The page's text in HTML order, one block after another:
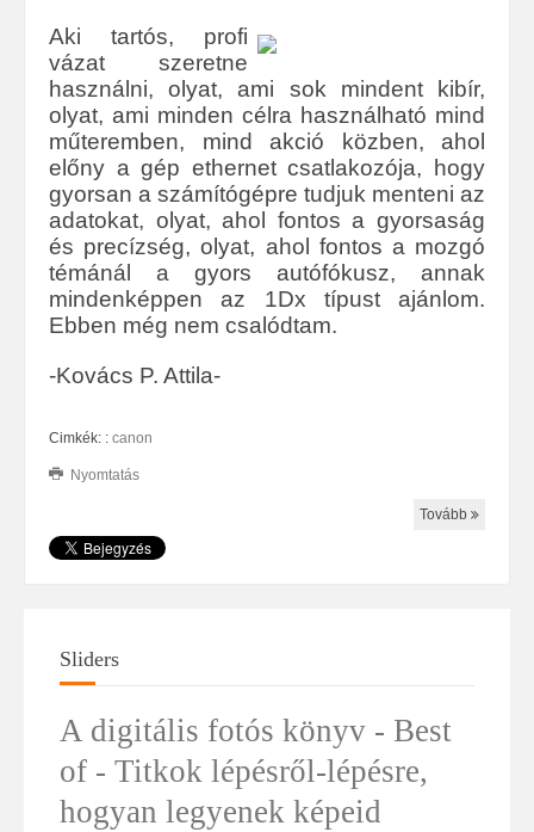
Aki tartós, profi
vázat szeretne
használni, olyat, ami sok mindent kibír,
olyat, ami minden célra használható mind
műteremben, mind akció közben, ahol
előny a gép ethernet csatlakozója, hogy
gyorsan a számítógépre tudjuk menteni az
adatokat, olyat, ahol fontos a gyorsaság
és precízség, olyat, ahol fontos a mozgó
témánál a gyors autófókusz, annak
mindenképpen az 1Dx típust ajánlom.
Ebben még nem csalódtam.
-Kovács P. Attila-
Cimkék: : canon
Nyomtatás
Tovább
Sliders
A digitális fotós könyv - Best
of - Titkok lépésről-lépésre,
hogyan legyenek képeid